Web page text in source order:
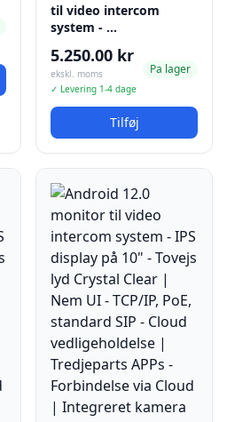
til video intercom
system - …
5.250.00 kr
ekskl. moms
✓ Levering 1-4 dage
Pa lager
Tilføj